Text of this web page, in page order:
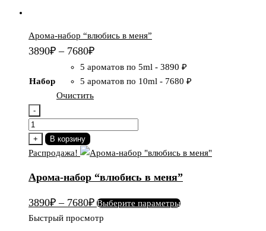
Арома-набор “влюбись в меня”
3890₽ – 7680₽
Набор
5 ароматов по 5ml - 3890 ₽
5 ароматов по 10ml - 7680 ₽
Очистить
-
Количество
товара
Арома-
"влюбись
меня"
+ В корзину
Распродажа!
Арома-набор “влюбись в меня”
3890₽ – 7680₽ Выберите параметрыЭтот
Быстрый просмотр